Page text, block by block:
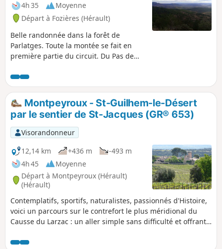
4h 35
Moyenne
Départ à Fozières (Hérault)
Belle randonnée dans la forêt de
Parlatges. Toute la montée se fait en
première partie du circuit. Du Pas de
voir la Méditerranée, et même les
Pyrénées, par beau temps.Le circuit
emprunte parfois des chemins non
balisés. Un nombre important de
croisements de petits sentiers justifie
l'utilisation d'un GPS.
Montpeyroux - St-Guilhem-le-Désert
par le sentier de St-Jacques (GR® 653)
Visorandonneur
12,14 km
+436 m
-493 m
4h 45
Moyenne
Départ à Montpeyroux (Hérault)
(Hérault)
Contemplatifs, sportifs, naturalistes, passionnés d'Histoire,
voici un parcours sur le contrefort le plus méridional du
Causse du Larzac : un aller simple sans difficulté et offrant
Languedoc, avec en toile de fond la Méditerranée et les